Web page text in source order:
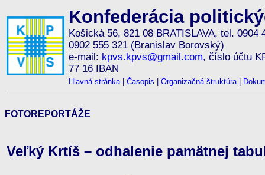
Konfederácia
Košická 56, 821 08 BRATISLAVA, tel. 0904
0902 555 321 (Branislav Borovský)
e-mail: kpvs.kpvs@gmail.com, číslo účtu
77 16 IBAN
Hlavná stránka| Časopis Organizačná štruktúra|
FOTOREPORTÁŽE
Veľký Krtíš – odhalenie pamätnej